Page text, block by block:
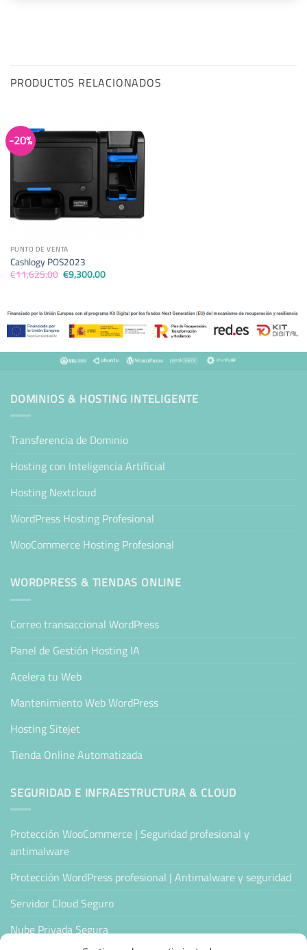
PRODUCTOS RELACIONADOS
-20%
PUNTO DE VENTA
Cashlogy POS2023
€11,625.00 El
precio
€11,625.00.
€9,300.00Elprecio
€9,300.00.
DOMINIOS & HOSTING INTELIGENTE
Transferencia de Dominio
Hosting con Inteligencia Artificial
Hosting Nextcloud
WordPress Hosting Profesional
WooCommerce Hosting Profesional
WORDPRESS & TIENDAS ONLINE
Correo transaccional WordPress
Panel de Gestión Hosting IA
Acelera tu Web
Mantenimiento Web WordPress
Hosting Sitejet
Tienda Online Automatizada
SEGURIDAD E INFRAESTRUCTURA & CLOUD
Protección WooCommerce | Seguridad profesional y
antimalware
Protección WordPress profesional | Antimalware y seguridad
Servidor Cloud Seguro
Nube Privada Segura